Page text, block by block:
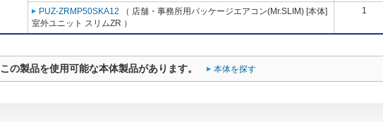
PUZ-ZRMP50SKA12 （ 店舗・事務所用パッケージエアコン(Mr.SLIM) [本体]
室外ユニット スリムZR ）
1
この製品を使用可能な本体製品があります。 本体を探す